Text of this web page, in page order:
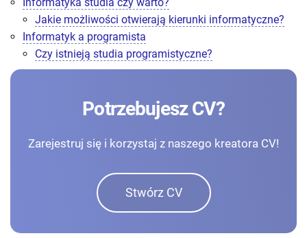
Jakie możliwości otwierają kierunki informatyczne?
Informatyk a programista
Czy istnieją studia programistyczne?
Potrzebujesz CV?
Zarejestruj się i korzystaj z naszego kreatora CV!
Stwórz CV